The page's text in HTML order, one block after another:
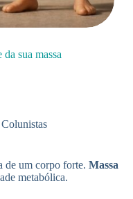
sua massa
Colunistas
de um corpo forte. Massa
metabólica.